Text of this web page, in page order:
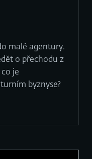
malé agentury.
o přechodu z
je
byznyse?